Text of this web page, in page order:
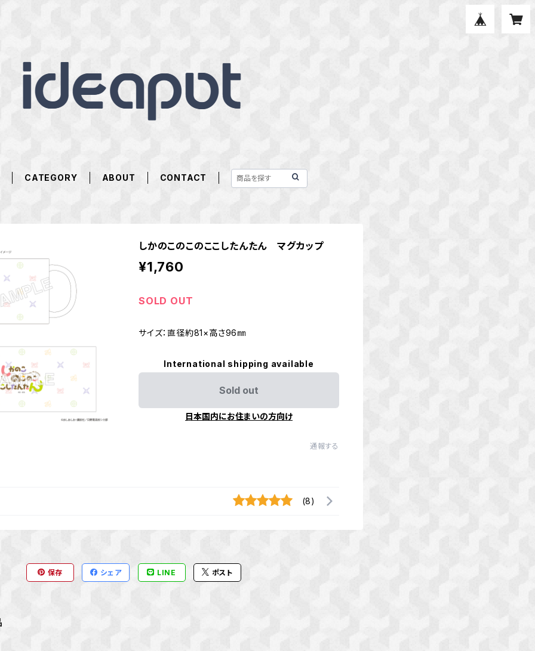
CATEGORY ABOUT CONTACT
しかのこのこのここしたんたん マグカップ
¥1,760
SOLD OUT
サイズ：直径約81×高さ96㎜
International shipping available
Sold out
日本国内にお住まいの方向け
通報する
(8)
保存 シェア LINE ポスト